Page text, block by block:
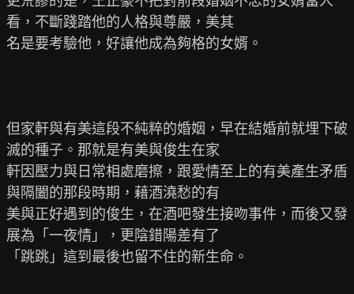
看，不斷踐踏他的人格與尊嚴，美其
名是要考驗他，好讓他成為夠格的女婿。
但家軒與有美這段不純粹的婚姻，早在結婚前就埋下破
滅的種子。那就是有美與俊生在家
軒因壓力與日常相處磨擦，跟愛情至上的有美產生矛盾
與隔闔的那段時期，藉酒澆愁的有
美與正好遇到的俊生，在酒吧發生接吻事件，而後又發
展為「一夜情」，更陰錯陽差有了
「跳跳」這到最後也留不住的新生命。